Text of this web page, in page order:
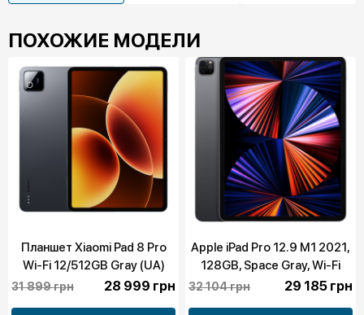
ПОХОЖИЕ МОДЕЛИ
Планшет Xiaomi Pad 8 Pro
Wi-Fi 12/512GB Gray (UA)
31 899 грн 28 999 грн
Apple iPad Pro 12.9 M1 2021,
128GB, Space Gray, Wi-Fi
MHNF3 бу
32 104 грн 29 185 грн